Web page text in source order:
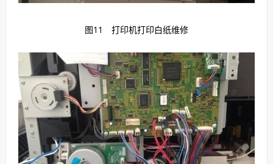
图11 打印机打印白纸维修